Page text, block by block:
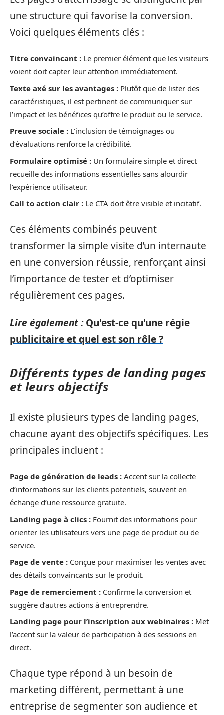
une structure qui favorise la conversion.
Voici quelques éléments clés :
Titre convaincant : Le premier élément que les visiteurs
voient doit capter leur attention immédiatement.
Texte axé sur les avantages : Plutôt que de lister des
caractéristiques, il est pertinent de communiquer sur
l’impact et les bénéfices qu’offre le produit ou le service.
Preuve sociale : L’inclusion de témoignages ou
d’évaluations renforce la crédibilité.
Formulaire optimisé : Un formulaire simple et direct
recueille des informations essentielles sans alourdir
l’expérience utilisateur.
Call to action clair : Le CTA doit être visible et incitatif.
Ces éléments combinés peuvent
transformer la simple visite d’un internaute
en une conversion réussie, renforçant ainsi
l’importance de tester et d’optimiser
régulièrement ces pages.
Lire également : Qu'est-ce qu'une régie
publicitaire et quel est son rôle ?
Différents types de landing pages
et leurs objectifs
Il existe plusieurs types de landing pages,
chacune ayant des objectifs spécifiques. Les
principales incluent :
Page de génération de leads : Accent sur la collecte
d’informations sur les clients potentiels, souvent en
échange d’une ressource gratuite.
Landing page à clics : Fournit des informations pour
orienter les utilisateurs vers une page de produit ou de
service.
Page de vente : Conçue pour maximiser les ventes avec
des détails convaincants sur le produit.
Page de remerciement : Confirme la conversion et
suggère d’autres actions à entreprendre.
Landing page pour l’inscription aux webinaires : Met
l’accent sur la valeur de participation à des sessions en
direct.
Chaque type répond à un besoin de
marketing différent, permettant à une
entreprise de segmenter son audience et